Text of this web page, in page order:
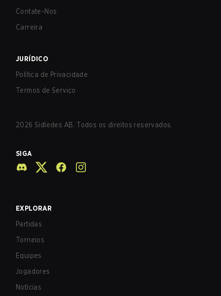
Contate-Nos
Carreira
JURÍDICO
Política de Privacidade
Termos de Serviço
2026 Sidledes AB. Todos os direitos reservados.
SIGA
EXPLORAR
Partidas
Torneios
Equipes
Jogadores
Notícias